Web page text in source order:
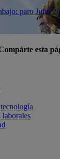
paro Julio
esta